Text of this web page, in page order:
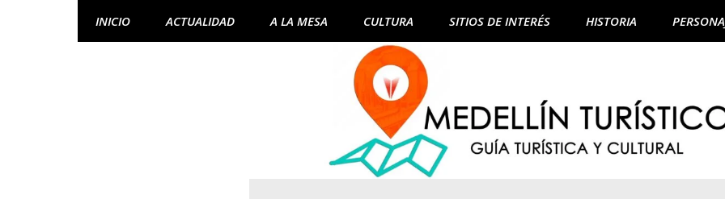
INICIO ACTUALIDAD A LA MESA CULTURA SITIOS DE INTERÉS HISTORIA